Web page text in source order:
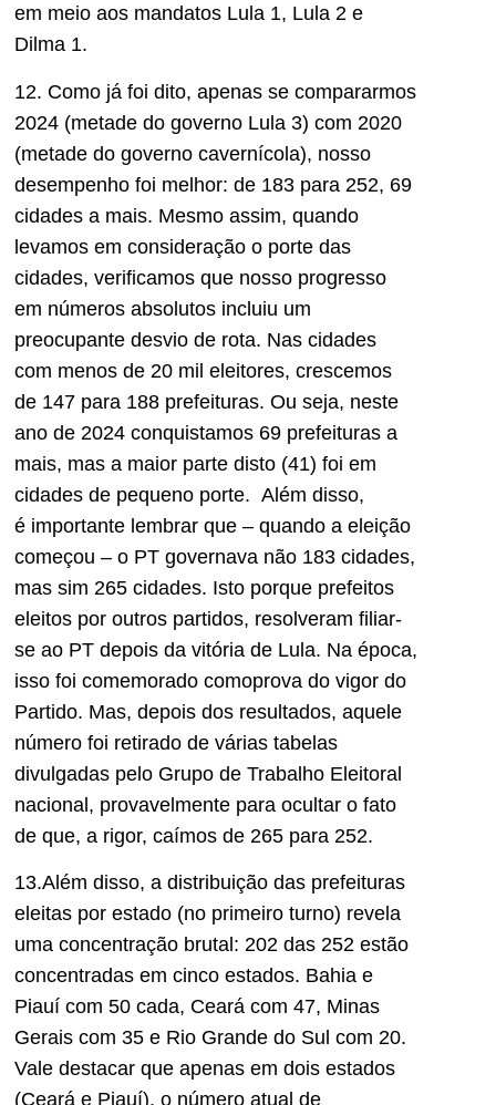
em meio aos mandatos Lula 1, Lula 2 e
Dilma 1.
12. Como já foi dito, apenas se compararmos
2024 (metade do governo Lula 3) com 2020
(metade do governo cavernícola), nosso
desempenho foi melhor: de 183 para 252, 69
cidades a mais. Mesmo assim, quando
levamos em consideração o porte das
cidades, verificamos que nosso progresso
em números absolutos incluiu um
preocupante desvio de rota. Nas cidades
com menos de 20 mil eleitores, crescemos
de 147 para 188 prefeituras. Ou seja, neste
ano de 2024 conquistamos 69 prefeituras a
mais, mas a maior parte disto (41) foi em
cidades de pequeno porte. Além disso,
é importante lembrar que – quando a eleição
começou – o PT governava não 183 cidades,
mas sim 265 cidades. Isto porque prefeitos
eleitos por outros partidos, resolveram filiar-
se ao PT depois da vitória de Lula. Na época,
isso foi comemorado comoprova do vigor do
Partido. Mas, depois dos resultados, aquele
número foi retirado de várias tabelas
divulgadas pelo Grupo de Trabalho Eleitoral
nacional, provavelmente para ocultar o fato
de que, a rigor, caímos de 265 para 252.
13.Além disso, a distribuição das prefeituras
eleitas por estado (no primeiro turno) revela
uma concentração brutal: 202 das 252 estão
concentradas em cinco estados. Bahia e
Piauí com 50 cada, Ceará com 47, Minas
Gerais com 35 e Rio Grande do Sul com 20.
Vale destacar que apenas em dois estados
(Ceará e Piauí), o número atual de